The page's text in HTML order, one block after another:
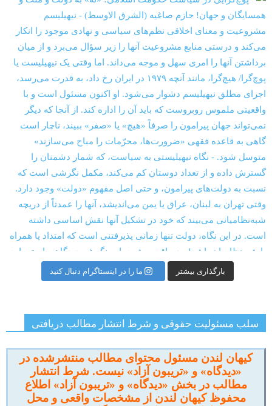
بارگذاری بیشتر ما را در اینستاگرام دنبال کنید
سلب مسئولیت حقوقی و شرط انتشار مطالب دریافتی
کیهان لندن مسئول محتوای مطالب منتشرشده در
«دیدگاه» و «تریبون آزاد» نیست. شرط انتشار
مطالب در بخش «دیدگاه» و «تریبون آزاد» اطلاع
محفوظ کیهان لندن از مشخصات واقعی و محل